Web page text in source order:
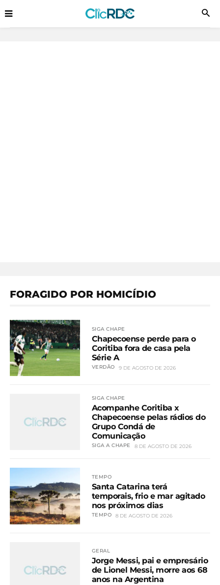
FORAGIDO POR HOMICÍDIO
SIGA CHAPE
Chapecoense perde para o
Coritiba fora de casa pela
Série A
VERDÃO 9 DE AGOSTO DE 2026
SIGA CHAPE
Acompanhe Coritiba x
Chapecoense pelas rádios do
Grupo Condá de
Comunicação
SIGA A CHAPE 8 DE AGOSTO DE 2026
TEMPO
Santa Catarina terá
temporais, frio e mar agitado
nos próximos dias
TEMPO 8 DE AGOSTO DE 2026
GERAL
Jorge Messi, pai e empresário
de Lionel Messi, morre aos 68
anos na Argentina